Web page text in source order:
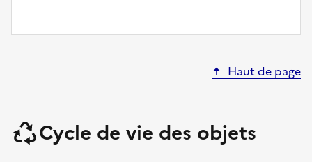
Haut de page
Cycle de vie des objets